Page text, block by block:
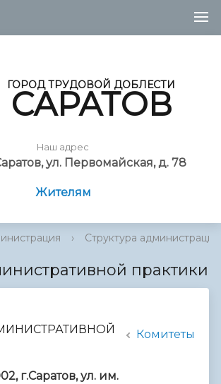
ГОРОД ТРУДОВОЙ ДОБЛЕСТИ
САРАТОВ
Наш адрес
ул. Первомайская, д. 78
Жителям
› Cтруктура администрации
практики
Комитеты
г.Саратов, ул. им.